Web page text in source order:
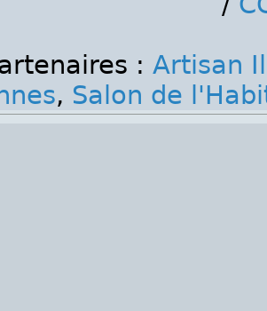
: Artisan
, Salon de